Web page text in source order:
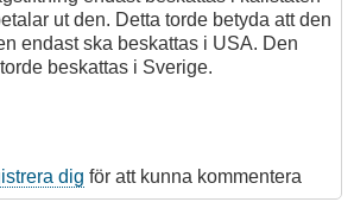
ut den. Detta torde betyda att den
endast ska beskattas i USA. Den
beskattas i Sverige.
dig för att kunna kommentera